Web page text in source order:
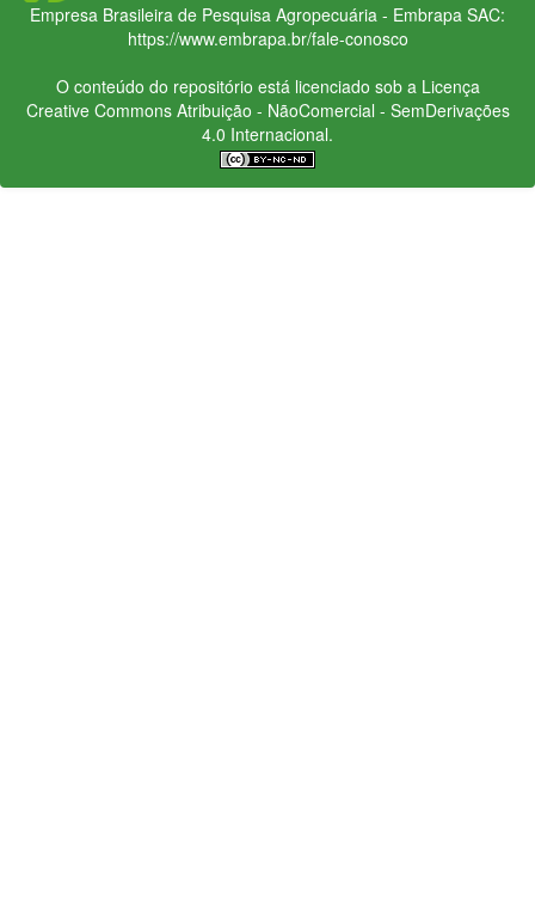
Empresa Brasileira de Pesquisa Agropecuária - Embrapa SAC:
https://www.embrapa.br/fale-conosco
O conteúdo do repositório está licenciado sob a Licença
Creative CommonsAtribuição - NãoComercial - SemDerivações
4.0 Internacional.